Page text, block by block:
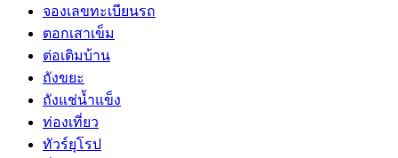
จองเลขทะเบียนรถ
ตอกเสาเข็ม
ต่อเติมบ้าน
ถังขยะ
ถังแช่น้ำแข็ง
ท่องเที่ยว
ทัวร์ยุโรป